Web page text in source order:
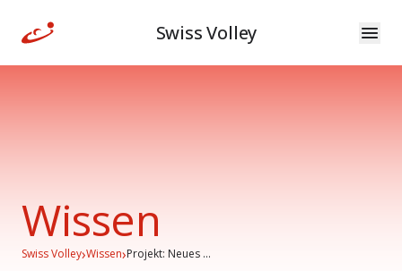
Swiss Volley
Wissen
Swiss Volley›Wissen›Projekt: Neues ...